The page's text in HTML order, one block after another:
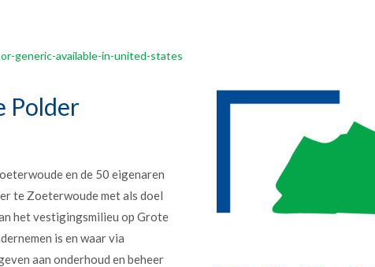
generic-available-in-united-states
Polder
en de 50 eigenaren
te Zoeterwoude met als doel
het vestigingsmilieu op Grote
is en waar via
aan onderhoud en beheer